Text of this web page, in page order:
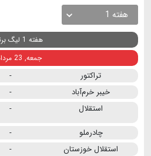
هفته 1
هفته 1 لیگ برتر
جمعه, 23 مرداد
تراکتور -
خیبر خرم‌آباد
-
استقلال
-
چادرملو
-
استقلال خوزستان
-